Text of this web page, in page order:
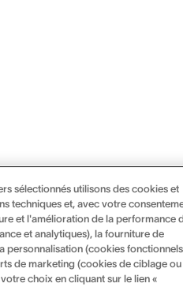
sélectionnés utilisons des cookies et
techniques et, avec votre
et l'amélioration de la performance
et analytiques), la fourniture de
personnalisation (cookies
de marketing (cookies de ciblage
choix en cliquant sur le lien «